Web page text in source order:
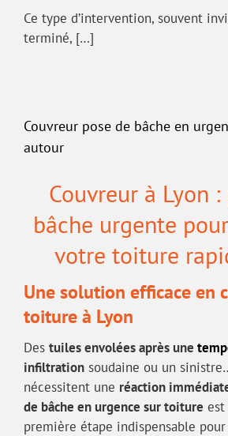
Ce type d’intervention, souvent
terminé, […]
Couvreur pose de bâche en
autour
Couvreur à Lyon
bâche urgente
votre toiture
Une solution efficace en
toiture à Lyon
Des tuiles envolées après une
infiltration soudaine ou un
nécessitent une réaction
de bâche en urgence sur toiture
première étape indispensable pour